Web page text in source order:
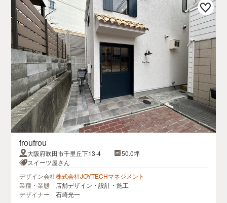
froufrou
大阪府吹田市千里丘下13-4
50.0坪
スイーツ屋さん
デザイン会社株式会社JOYTECHマネジメント
業種・業態
店舗デザイン・設計・施工
デザイナー
石崎光一